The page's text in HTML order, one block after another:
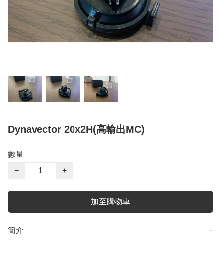
Dynavector 20x2H(高輸出MC)
數量
−
+
加至購物車
簡介 −